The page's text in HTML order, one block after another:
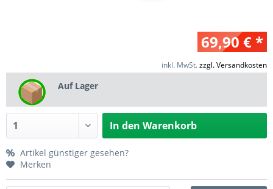
69,90 € *
inkl. MwSt.zzgl. Versandkosten
Auf Lager
In den Warenkorb
Artikel günstiger gesehen?
Merken